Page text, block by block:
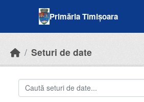
Primăria Timișoara
Seturi de date